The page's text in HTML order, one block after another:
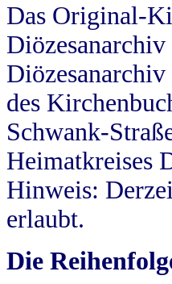
Das Original-
des
Schwank-
Heimatkreises
Hinweis:
erlaubt.
Die